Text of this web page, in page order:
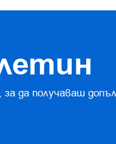
за да получаваш